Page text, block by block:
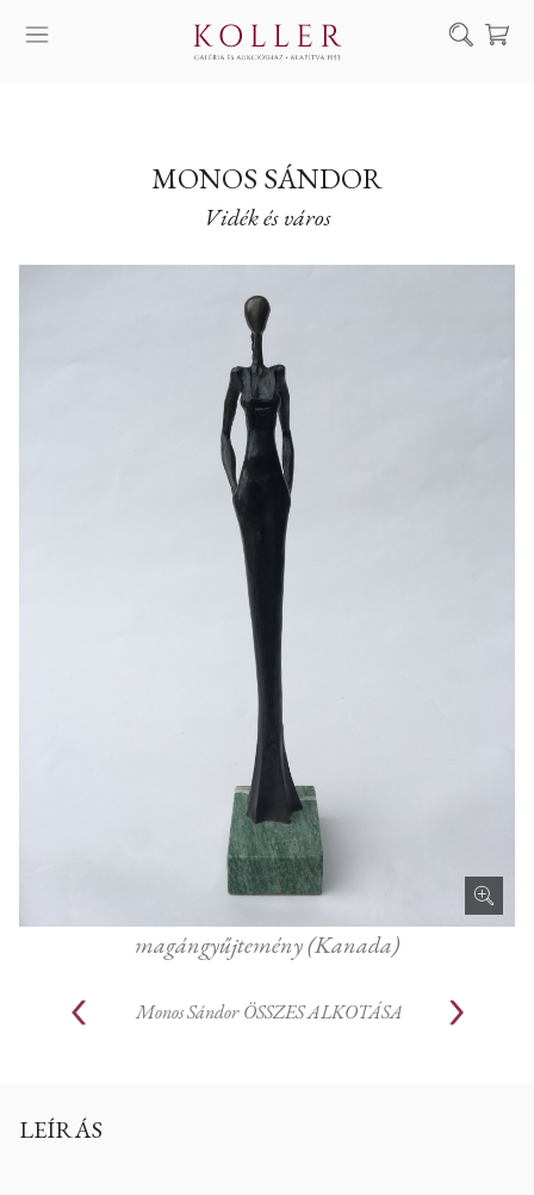
MŰVÉSZEINK
ALKOTÁSOK
AUKCIÓ
KIÁLLÍTÁSAINK
HÍREINK
RÓLUNK
EN
DE
Keresés
MONOS SÁNDOR
Vidék és város
magángyűjtemény (Kanada)
Monos Sándor ÖSSZES ALKOTÁSA
LEÍRÁS